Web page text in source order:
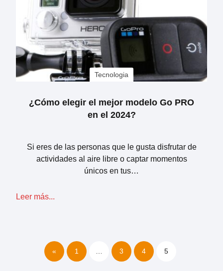
Tecnologia
¿Cómo elegir el mejor modelo Go PRO
en el 2024?
Si eres de las personas que le gusta disfrutar de
actividades al aire libre o captar momentos
únicos en tus…
Leer más...
« 1 … 3 4 5